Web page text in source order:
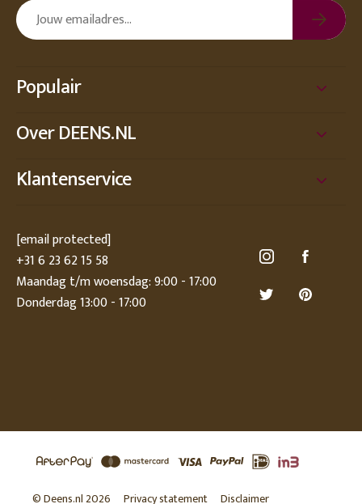
Populair
Over DEENS.NL
Klantenservice
[email protected]
+31 6 23 62 15 58
Maandag t/m woensdag: 9:00 - 17:00
Donderdag 13:00 - 17:00
© Deens.nl 2026 Privacy statement Disclaimer